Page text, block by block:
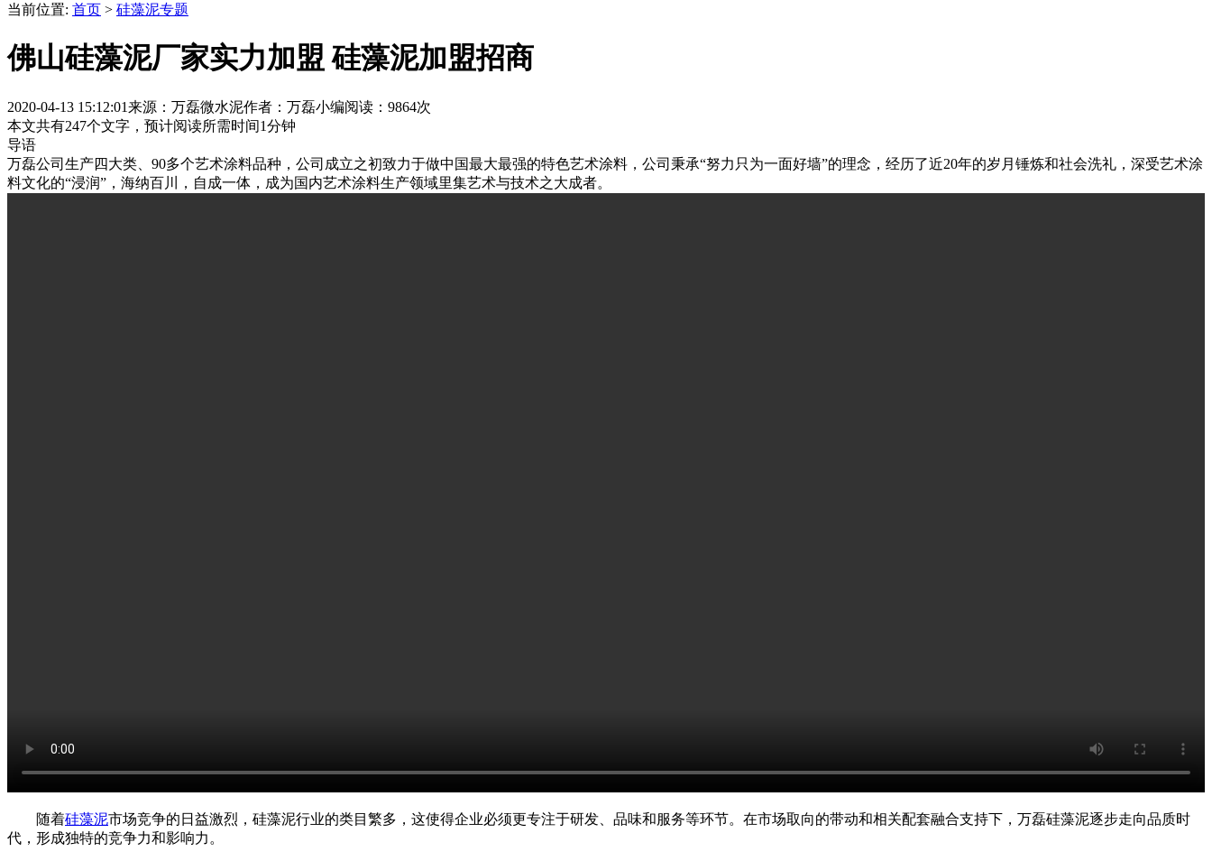
当前位置: 首页 > 硅藻泥专题
佛山硅藻泥厂家实力加盟 硅藻泥加盟招商
2020-04-13 15:12:01来源：万磊微水泥作者：万磊小编阅读：9864次
本文共有247个文字，预计阅读所需时间1分钟
导语
万磊公司生产四大类、90多个艺术涂料品种，公司成立之初致力于做中国最大最强的特色艺术涂料，公司秉承“努力只为一面好墙”的理念，经历了近20年的岁月锤炼和社会洗礼，深受艺术涂
料文化的“浸润”，海纳百川，自成一体，成为国内艺术涂料生产领域里集艺术与技术之大成者。
随着硅藻泥市场竞争的日益激烈，硅藻泥行业的类目繁多，这使得企业必须更专注于研发、品味和服务等环节。在市场取向的带动和相关配套融合支持下，万磊硅藻泥逐步走向品质时
代，形成独特的竞争力和影响力。